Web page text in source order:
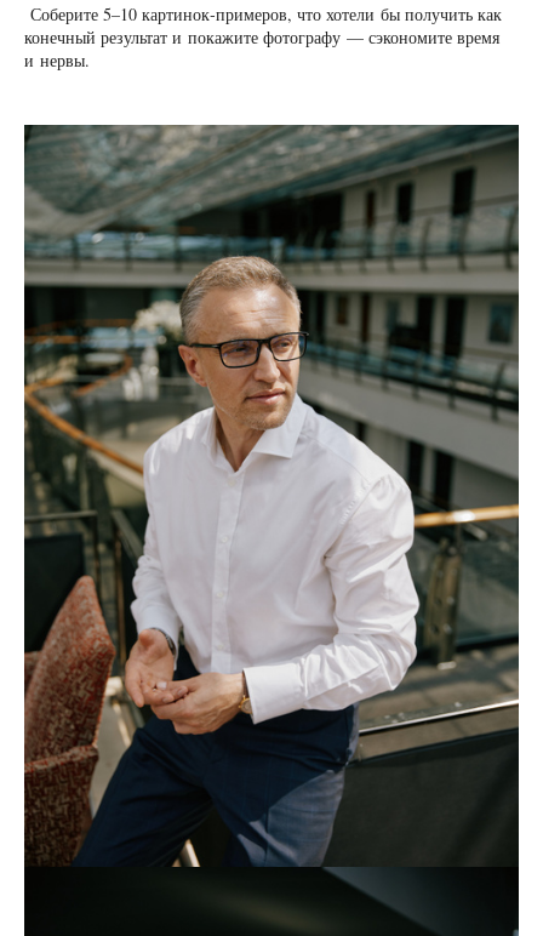
Соберите 5–10 картинок‑примеров, что хотели бы получить как
конечный результат и покажите фотографу — сэкономите время
и нервы.